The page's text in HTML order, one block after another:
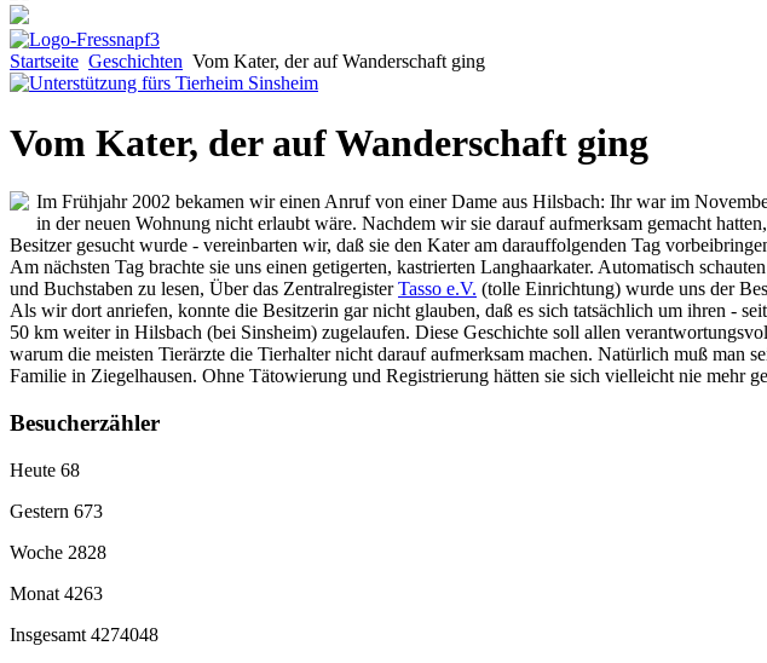
Startseite Geschichten Vom Kater, der auf Wanderschaft ging
Vom Kater, der auf Wanderschaft ging
Im Frühjahr 2002 bekamen wir einen Anruf von einer Dame aus Hilsbach: Ihr war im
in der neuen Wohnung nicht erlaubt wäre. Nachdem wir sie darauf aufmerksam gemacht
Besitzer gesucht wurde - vereinbarten wir, daß sie den Kater am darauffolgenden Tag
Am nächsten Tag brachte sie uns einen getigerten, kastrierten Langhaarkater. Automatisch
und Buchstaben zu lesen, Über das ZentralregisterTasso e.V. (tolle Einrichtung) wurde uns der
Als wir dort anriefen, konnte die Besitzerin gar nicht glauben, daß es sich tatsächlich um ihren -
50 km weiter in Hilsbach (bei Sinsheim) zugelaufen. Diese Geschichte soll allen
warum die meisten Tierärzte die Tierhalter nicht darauf aufmerksam machen. Natürlich muß man
Familie in Ziegelhausen. Ohne Tätowierung und Registrierung hätten sie sich vielleicht nie mehr
Besucherzähler
Heute 68
Gestern 673
Woche 2828
Monat 4263
Insgesamt 4274048